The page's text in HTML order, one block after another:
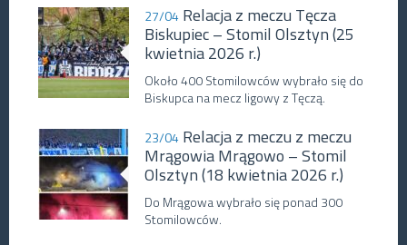
27/04 Relacja z meczu Tęcza
Biskupiec – Stomil Olsztyn (25
kwietnia 2026 r.)
Około 400 Stomilowców wybrało się do
Biskupca na mecz ligowy z Tęczą.
23/04 Relacja z meczu z meczu
Mrągowia Mrągowo – Stomil
Olsztyn (18 kwietnia 2026 r.)
Do Mrągowa wybrało się ponad 300
Stomilowców.